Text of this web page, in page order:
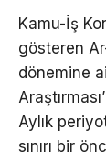
Kamu-İş
gösteren
dönemine
Aylık
sınırı bir